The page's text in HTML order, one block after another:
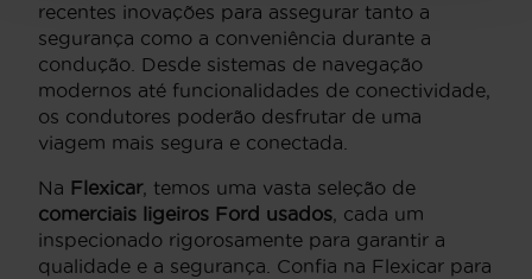
recentes inovações para assegurar tanto a
segurança como a conveniência durante a
condução. Desde sistemas de navegação
modernos até funcionalidades de conectividade,
os condutores poderão desfrutar de uma
viagem mais segura e conectada.
Na Flexicar, temos uma vasta seleção de
comerciais ligeiros Ford usados, cada um
inspecionado rigorosamente para garantir a
qualidade e a segurança. Confia na Flexicar para